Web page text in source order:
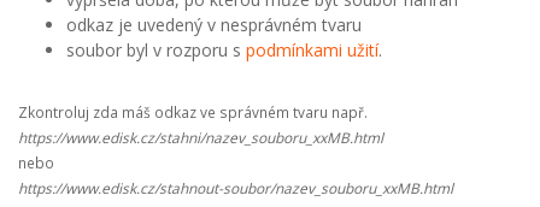
odkaz je uvedený v nesprávném tvaru
soubor byl v rozporu s podmínkami užití.
Zkontroluj zda máš odkaz ve správném tvaru např.
https://www.edisk.cz/stahni/nazev_souboru_xxMB.html
nebo
https://www.edisk.cz/stahnout-soubor/nazev_souboru_xxMB.html